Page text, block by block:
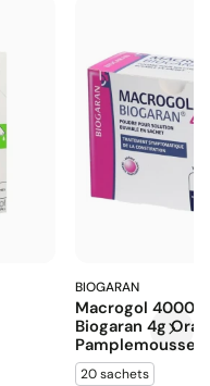
BIOGARAN
Macrogol 4000
Biogaran 4g
Pamplemousse...
20 sachets